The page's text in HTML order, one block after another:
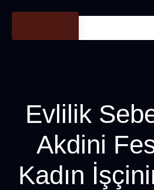
Evlilik
Akdini
Kadın